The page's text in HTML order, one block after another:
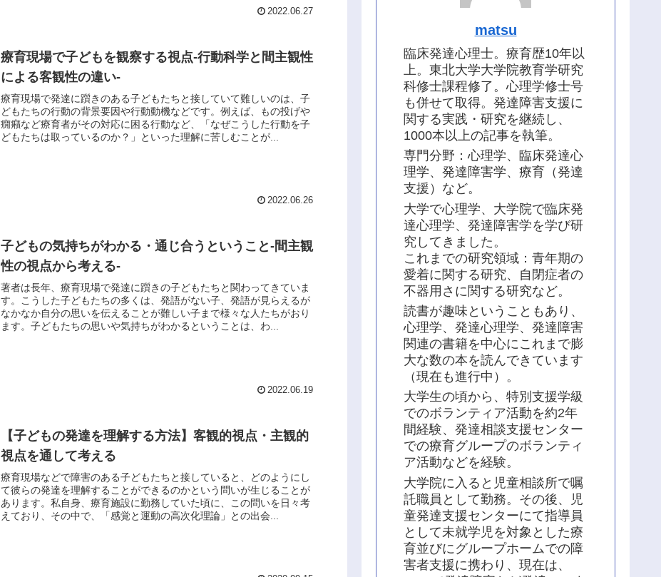
2022.06.27
療育現場で子どもを観察する視点-行動科学と間主観性
による客観性の違い-
療育現場で発達に躓きのある子どもたちと接していて難しいのは、子
どもたちの行動の背景要因や行動動機などです。例えば、もの投げや
癇癪など療育者がその対応に困る行動など、「なぜこうした行動を子
どもたちは取っているのか？」といった理解に苦しむことが...
2022.06.26
子どもの気持ちがわかる・通じ合うということ-間主観
性の視点から考える-
著者は長年、療育現場で発達に躓きの子どもたちと関わってきていま
す。こうした子どもたちの多くは、発語がない子、発語が見らえるが
なかなか自分の思いを伝えることが難しい子まで様々な人たちがおり
ます。子どもたちの思いや気持ちがわかるということは、わ...
2022.06.19
【子どもの発達を理解する方法】客観的視点・主観的
視点を通して考える
療育現場などで障害のある子どもたちと接していると、どのようにし
て彼らの発達を理解することができるのかという問いが生じることが
あります。私自身、療育施設に勤務していた頃に、この問いを日々考
えており、その中で、「感覚と運動の高次化理論」との出会...
matsu
臨床発達心理士。療育歴10年以
上。東北大学大学院教育学研究
科修士課程修了。心理学修士号
も併せて取得。発達障害支援に
関する実践・研究を継続し、
1000本以上の記事を執筆。
専門分野：心理学、臨床発達心
理学、発達障害学、療育（発達
支援）など。
大学で心理学、大学院で臨床発
達心理学、発達障害学を学び研
究してきました。
これまでの研究領域：青年期の
愛着に関する研究、自閉症者の
不器用さに関する研究など。
読書が趣味ということもあり、
心理学、発達心理学、発達障害
関連の書籍を中心にこれまで膨
大な数の本を読んできています
（現在も進行中）。
大学生の頃から、特別支援学級
でのボランティア活動を約2年
間経験、発達相談支援センター
での療育グループのボランティ
ア活動などを経験。
大学院に入ると児童相談所で嘱
託職員として勤務。その後、児
童発達支援センターにて指導員
として未就学児を対象とした療
育並びにグループホームでの障
害者支援に携わり、現在は、